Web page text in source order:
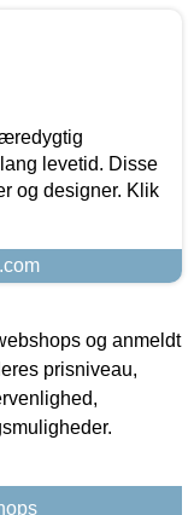
levetid. Disse
og designer. Klik
og anmeldt
prisniveau,